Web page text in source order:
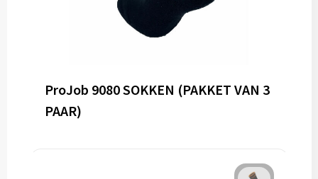
ProJob 9080 SOKKEN (PAKKET VAN 3
PAAR)